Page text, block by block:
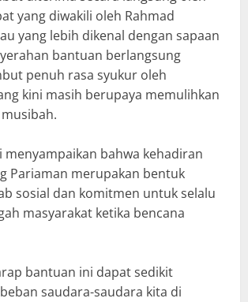
yang diwakili oleh Rahmad
yang lebih dikenal dengan sapaan
bantuan berlangsung
penuh rasa syukur oleh
kini masih berupaya memulihkan
menyampaikan bahwa kehadiran
Pariaman merupakan bentuk
sosial dan komitmen untuk selalu
masyarakat ketika bencana
bantuan ini dapat sedikit
saudara-saudara kita di